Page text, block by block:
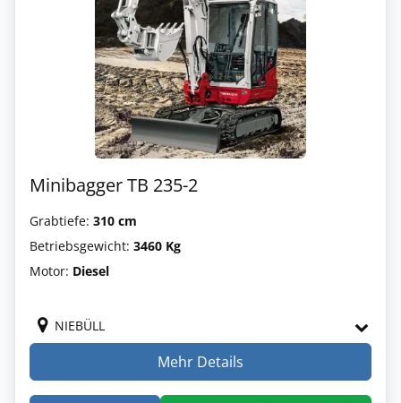
Minibagger TB 235-2
Grabtiefe: 310 cm
Betriebsgewicht: 3460 Kg
Motor: Diesel
NIEBÜLL
Mehr Details